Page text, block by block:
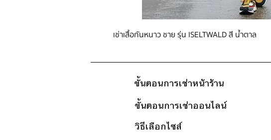
เช่าเสื้อกันหนาว ชาย รุ่น ISELTWALD สี น้ำตาล
ขั้นตอนการเช่าหน้าร้าน
ขั้นตอนการเช่าออนไลน์
วิธีเลือกไซส์